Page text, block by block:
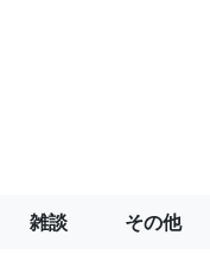
雑談 その他